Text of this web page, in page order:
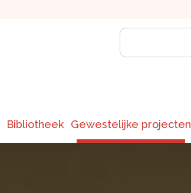
Bibliotheek Gewestelijke projecten